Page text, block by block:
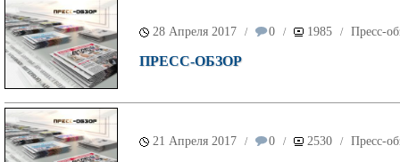
28 Апреля 2017 / 0 / 1985 / Пресс-
ПРЕСС-ОБЗОР
21 Апреля 2017 / 0 / 2530 / Пресс-